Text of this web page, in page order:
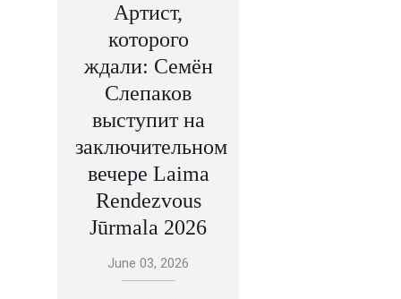
Артист,
которого
ждали: Семён
Слепаков
выступит на
заключительном
вечере Laima
Rendezvous
Jūrmala 2026
June 03, 2026